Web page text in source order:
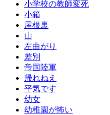
小学校の教師変死
小箱
屋根裏
山
左曲がり
差別
帝国陸軍
帰れねえ
平気です
幼女
幼稚園が怖い